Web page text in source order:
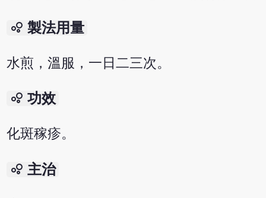
bubble_chart 製法用量
水煎，溫服，一日二三次。
bubble_chart 功效
化斑稼疹。
bubble_chart 主治